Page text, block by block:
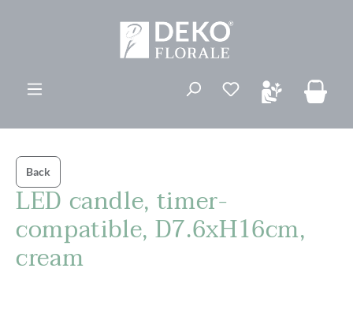
Du har 0
Back
LED candle, timer-
compatible, D7.6xH16cm,
cream